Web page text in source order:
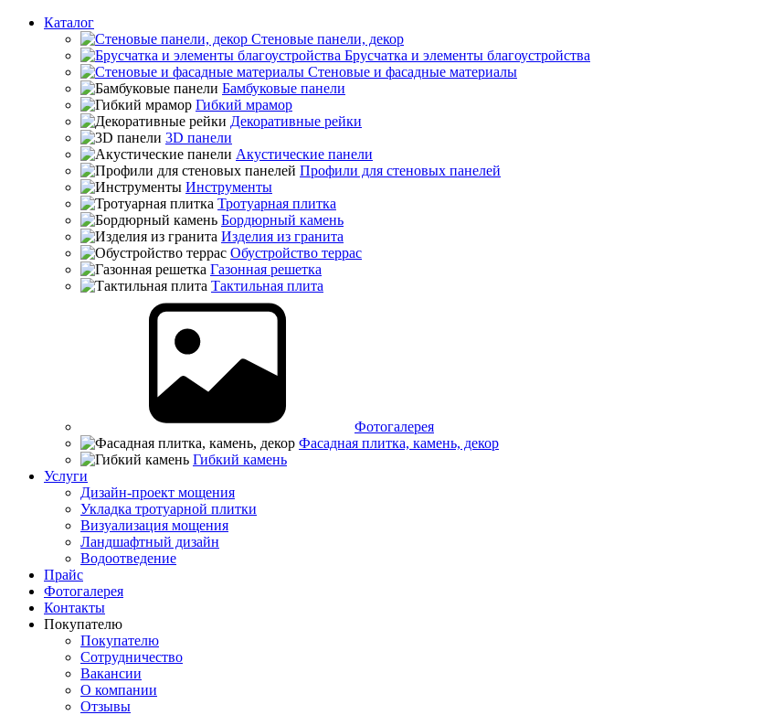
Каталог
Стеновые панели, декор
Брусчатка и элементы благоустройства
Стеновые и фасадные материалы
Бамбуковые панели
Гибкий мрамор
Декоративные рейки
3D панели
Акустические панели
Профили для стеновых панелей
Инструменты
Тротуарная плитка
Бордюрный камень
Изделия из гранита
Обустройство террас
Газонная решетка
Тактильная плита
Фотогалерея
Фасадная плитка, камень, декор
Гибкий камень
Услуги
Дизайн-проект мощения
Укладка тротуарной плитки
Визуализация мощения
Ландшафтный дизайн
Водоотведение
Прайс
Фотогалерея
Контакты
Покупателю
Покупателю
Сотрудничество
Вакансии
О компании
Отзывы